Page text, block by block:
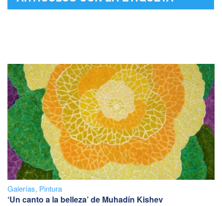
Galerías, Pintura
‘Un canto a la belleza’ de Muhadín Kishev